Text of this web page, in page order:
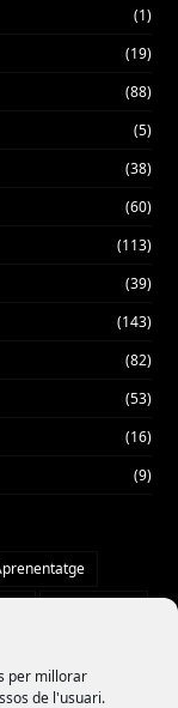
per millorar
de l'usuari.
(1)
(19)
(88)
(5)
(38)
(60)
(113)
(39)
(143)
(82)
(53)
(16)
(9)
empatia